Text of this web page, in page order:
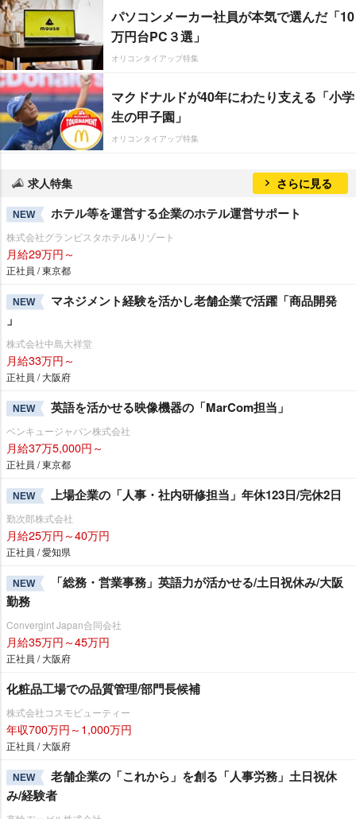
パソコンメーカー社員が本気で選んだ「10
万円台PC３選」
オリコンタイアップ特集
マクドナルドが40年にわたり支える「小学
生の甲子園」
オリコンタイアップ特集
求人特集 さらに見る
NEW ホテル等を運営する企業のホテル運営サポート
株式会社グランビスタホテル&リゾート
月給29万円～
正社員 / 東京都
NEW
マネジメント経験を活かし老舗企業で活躍「商品開発
」
株式会社中島大祥堂
月給33万円～
正社員 / 大阪府
NEW 英語を活かせる映像機器の「MarCom担当」
ベンキュージャパン株式会社
月給37万5,000円～
正社員 / 東京都
NEW 上場企業の「人事・社内研修担当」年休123日/完休2日
勤次郎株式会社
月給25万円～40万円
正社員 / 愛知県
NEW
「総務・営業事務」英語力が活かせる/土日祝休み/大阪
勤務
Convergint Japan合同会社
月給35万円～45万円
正社員 / 大阪府
化粧品工場での品質管理/部門長候補
株式会社コスモビューティー
年収700万円～1,000万円
正社員 / 大阪府
NEW
老舗企業の「これから」を創る「人事労務」土日祝休
み/経験者